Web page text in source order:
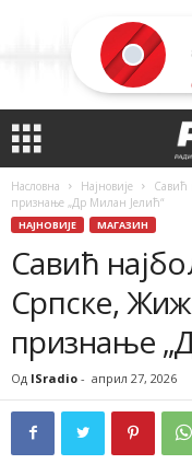
Насловна Најновије
Савић
признање „Др Милан Јелић“
НАЈНОВИЈЕ МАГАЗИН
Савић
Српске,
признање
Од ISradio - април 27, 2026